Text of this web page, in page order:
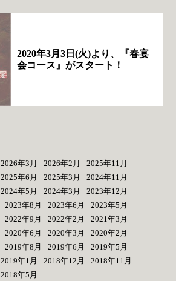
2020年3月3日(火)より、『春宴
会コース』がスタート！
2026年3月 2026年2月
2025年11月
2025年6月 2025年3月
2024年11月
2024年5月 2024年3月
2023年12月
2023年8月 2023年6月
2023年5月
2022年9月 2022年2月
2021年3月
2020年6月 2020年3月
2020年2月
2019年8月 2019年6月
2019年5月
2019年1月 2018年12月
2018年11月
2018年5月